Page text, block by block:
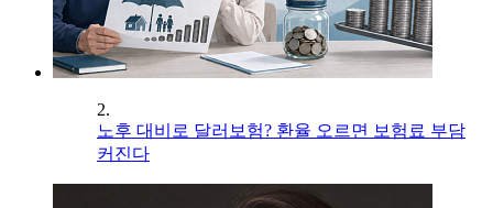
2.
노후 대비로 달러보험? 환율 오르면 보험료 부담
커진다